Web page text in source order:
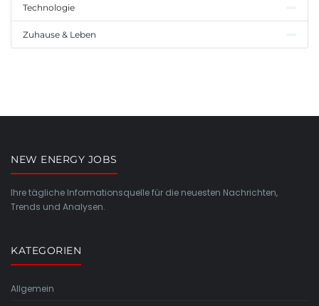
Technologie
Zuhause & Leben
NEW ENERGY JOBS
Ihre tägliche Informationsquelle für die neuesten Nachrichten,
Trends und Analysen.
KATEGORIEN
Allgemein